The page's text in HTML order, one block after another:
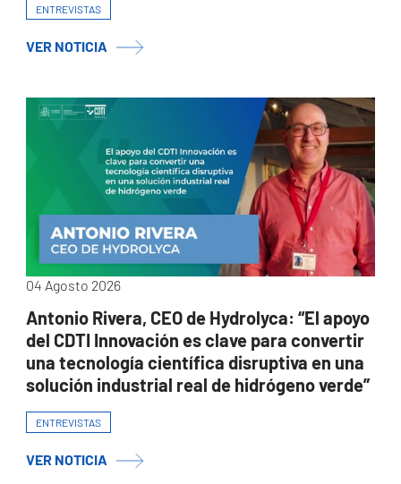
ENTREVISTAS
VER NOTICIA
04 Agosto 2026
Antonio Rivera, CEO de Hydrolyca: “El apoyo
del CDTI Innovación es clave para convertir
una tecnología científica disruptiva en una
solución industrial real de hidrógeno verde”
ENTREVISTAS
VER NOTICIA